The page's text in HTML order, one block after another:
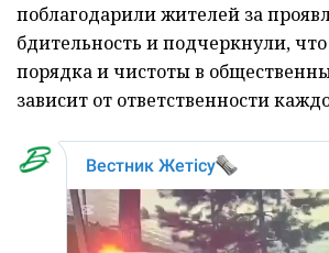
поблагодарили жителей за
бдительность и подчеркнули,
порядка и чистоты в
зависит от ответственности